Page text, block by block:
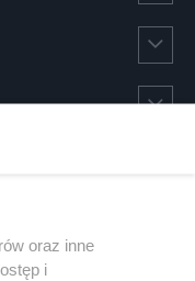
oraz inne
i